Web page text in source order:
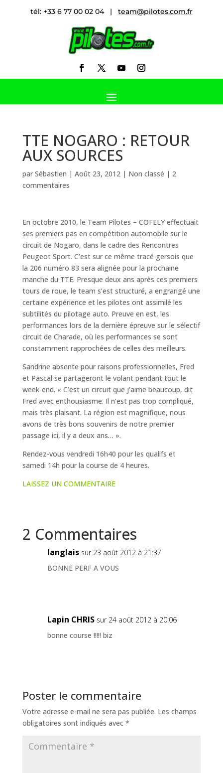
tél: +33 6 77 00 02 04 | team@pilotes.com.fr
TTE NOGARO : RETOUR
AUX SOURCES
par Sébastien | Août 23, 2012| Non classé | 2
commentaires
En octobre 2010, le Team Pilotes – COFELY effectuait
ses premiers pas en compétition automobile sur le
circuit de Nogaro, dans le cadre des Rencontres
Peugeot Sport. C’est sur ce même tracé gersois que
la 206 numéro 83 sera alignée pour la prochaine
manche du TTE. Presque deux ans après ces premiers
tours de roue, le team s’est structuré, a engrangé une
certaine expérience et les pilotes ont assimilé les
subtilités du pilotage auto. Preuve en est, les
performances lors de la dernière épreuve sur le sélectif
circuit de Charade, où les performances se sont
constamment rapprochées de celles des meilleurs.
Sandrine absente pour raisons professionnelles, Fred
et Pascal se partageront le volant pendant tout le
week-end. « C’est un circuit que j’aime beaucoup, dit
Fred avec enthousiasme. Il n’est pas trop compliqué,
mais très plaisant. La région est magnifique, nous
avons de très bons souvenirs de notre premier
passage ici, il y a deux ans… ».
Rendez-vous vendredi 16h40 pour les qualifs et
samedi 14h pour la course de 4 heures.
LAISSEZ UN COMMENTAIRE
2 Commentaires
langlais sur 23 août 2012 à 21:37
BONNE PERF A VOUS
Lapin CHRIS sur 24 août 2012 à 20:06
bonne course !!!!! biz
Poster le commentaire
Votre adresse e-mail ne sera pas publiée. Les champs
obligatoires sont indiqués avec *